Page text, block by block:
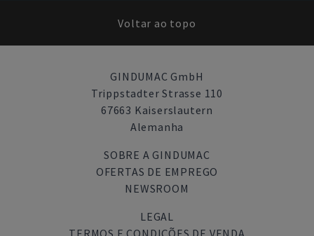
Voltar ao topo
GINDUMAC GmbH
Trippstadter Strasse 110
67663 Kaiserslautern
Alemanha
SOBRE A GINDUMAC
OFERTAS DE EMPREGO
NEWSROOM
LEGAL
TERMOS E CONDIÇÕES DE VENDA